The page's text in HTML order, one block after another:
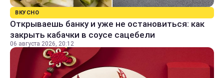
ВКУСНО
Открываешь банку и уже не остановиться: как
закрыть кабачки в соусе сацебели
06 августа 2026, 20:12